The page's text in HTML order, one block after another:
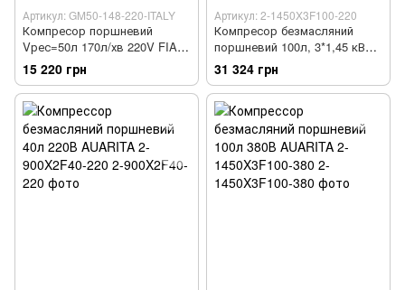
Артикул: GM50-148-220-ITALY
Компресор поршневий
Vрес=50л 170л/хв 220V FIAC
GM50-148-220-ITALY
15 220 грн
Артикул: 2-1450X3F100-220
Компресор безмасляний
поршневий 100л, 3*1,45 кВт,
220 В, 500 л/хв, 2800 об/хв,
75 дБ AUARITA 2-1450X3F100-
220
31 324 грн